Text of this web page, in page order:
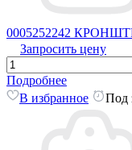
0005252242
Запросить цену
Подробнее
В избранное
Под